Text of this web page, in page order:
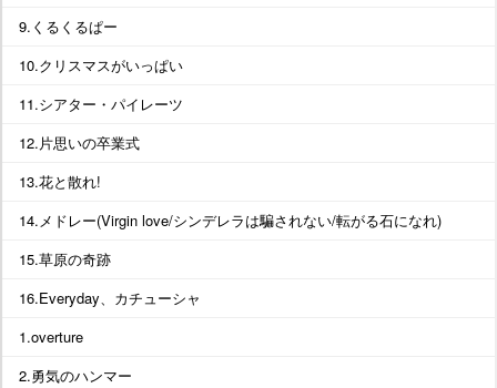
9.くるくるぱー
10.クリスマスがいっぱい
11.シアター・パイレーツ
12.片思いの卒業式
13.花と散れ!
14.メドレー(Virgin love/シンデレラは騙されない/転がる石になれ)
15.草原の奇跡
16.Everyday、カチューシャ
1.overture
2.勇気のハンマー